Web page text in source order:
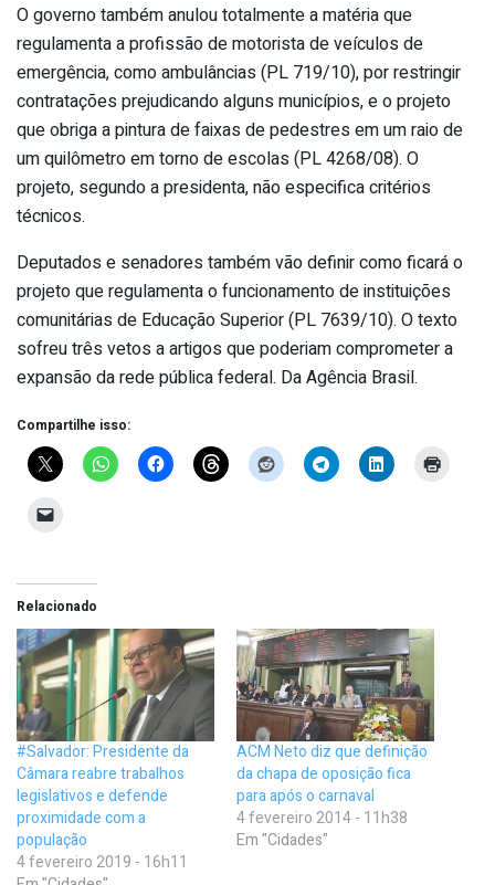
O governo também anulou totalmente a matéria que
regulamenta a profissão de motorista de veículos de
emergência, como ambulâncias (PL 719/10), por restringir
contratações prejudicando alguns municípios, e o projeto
que obriga a pintura de faixas de pedestres em um raio de
um quilômetro em torno de escolas (PL 4268/08). O
projeto, segundo a presidenta, não especifica critérios
técnicos.
Deputados e senadores também vão definir como ficará o
projeto que regulamenta o funcionamento de instituições
comunitárias de Educação Superior (PL 7639/10). O texto
sofreu três vetos a artigos que poderiam comprometer a
expansão da rede pública federal. Da Agência Brasil.
Compartilhe isso:
Relacionado
#Salvador: Presidente da
Câmara reabre trabalhos
legislativos e defende
proximidade com a
população
4 fevereiro 2019 - 16h11
ACM Neto diz que definição
da chapa de oposição fica
para após o carnaval
4 fevereiro 2014 - 11h38
Em "Cidades"